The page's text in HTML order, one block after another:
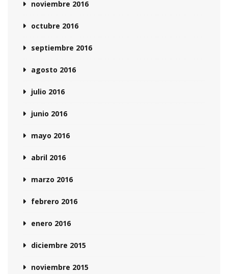
noviembre 2016
octubre 2016
septiembre 2016
agosto 2016
julio 2016
junio 2016
mayo 2016
abril 2016
marzo 2016
febrero 2016
enero 2016
diciembre 2015
noviembre 2015